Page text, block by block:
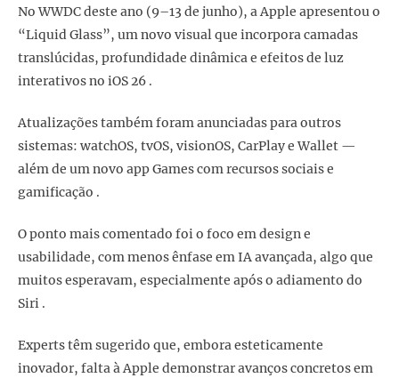
No WWDC deste ano (9–13 de junho), a Apple apresentou o
“Liquid Glass”, um novo visual que incorpora camadas
translúcidas, profundidade dinâmica e efeitos de luz
interativos no iOS 26 .
Atualizações também foram anunciadas para outros
sistemas: watchOS, tvOS, visionOS, CarPlay e Wallet —
além de um novo app Games com recursos sociais e
gamificação .
O ponto mais comentado foi o foco em design e
usabilidade, com menos ênfase em IA avançada, algo que
muitos esperavam, especialmente após o adiamento do
Siri .
Experts têm sugerido que, embora esteticamente
inovador, falta à Apple demonstrar avanços concretos em